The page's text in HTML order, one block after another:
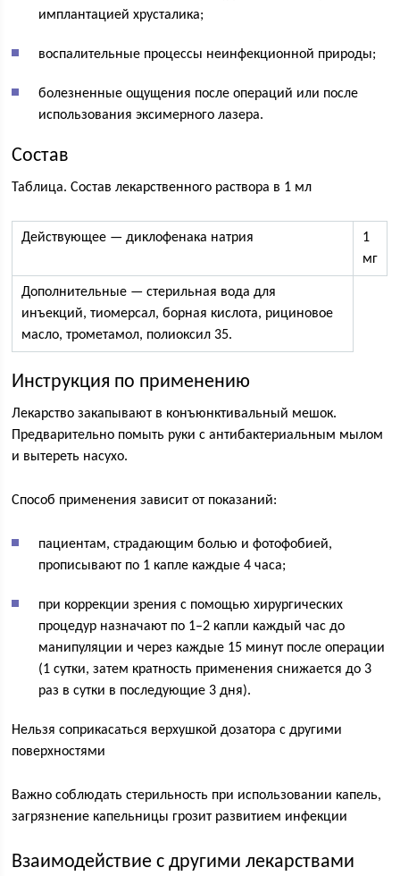
имплантацией хрусталика;
воспалительные процессы неинфекционной природы;
болезненные ощущения после операций или после
использования эксимерного лазера.
Состав
Таблица. Состав лекарственного раствора в 1 мл
Действующее — диклофенака натрия
1
мг
Дополнительные — стерильная вода для
инъекций, тиомерсал, борная кислота, рициновое
масло, трометамол, полиоксил 35.
Инструкция по применению
Лекарство закапывают в конъюнктивальный мешок.
Предварительно помыть руки с антибактериальным мылом
и вытереть насухо.
Способ применения зависит от показаний:
пациентам, страдающим болью и фотофобией,
прописывают по 1 капле каждые 4 часа;
при коррекции зрения с помощью хирургических
процедур назначают по 1–2 капли каждый час до
манипуляции и через каждые 15 минут после операции
(1 сутки, затем кратность применения снижается до 3
раз в сутки в последующие 3 дня).
Нельзя соприкасаться верхушкой дозатора с другими
поверхностями
Важно соблюдать стерильность при использовании капель,
загрязнение капельницы грозит развитием инфекции
Взаимодействие с другими лекарствами